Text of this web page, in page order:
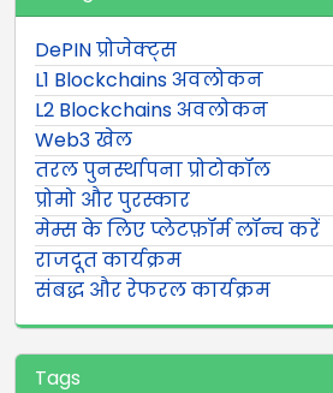
DePIN प्रोजेक्ट्स
L1 Blockchains अवलोकन
L2 Blockchains अवलोकन
Web3 खेल
तरल पुनर्स्थापना प्रोटोकॉल
प्रोमो और पुरस्कार
मेम्स के लिए प्लेटफ़ॉर्म लॉन्च करें
राजदूत कार्यक्रम
संबद्ध और रेफरल कार्यक्रम
Tags